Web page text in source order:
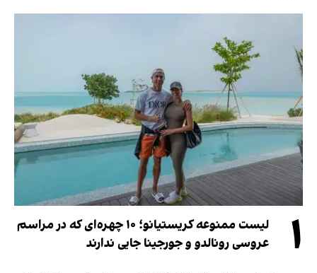
۱
لیست ممنوعه کریستیانو؛ ۱۰ چهره‌ای که در مراسم
عروسی رونالدو و جورجینا جایی ندارند